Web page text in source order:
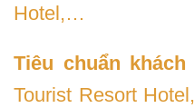
Hotel,…
Tiêu chuẩn
Tourist Resort